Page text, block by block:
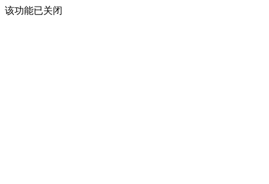
该功能已关闭